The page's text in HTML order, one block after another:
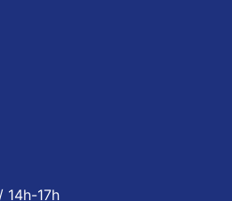
14h-17h